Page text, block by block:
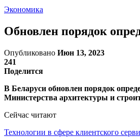
Экономика
Обновлен порядок
Опубликовано Июн 13, 2023
241
Поделится
В Беларуси обновлен порядок
Министерства архитектуры и
Сейчас читают
Технологии в сфере клиентского